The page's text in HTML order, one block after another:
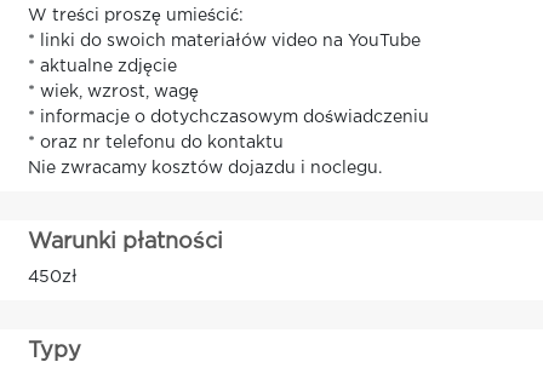
W treści proszę umieścić:
* linki do swoich materiałów video na YouTube
* aktualne zdjęcie
* wiek, wzrost, wagę
* informacje o dotychczasowym doświadczeniu
* oraz nr telefonu do kontaktu
Nie zwracamy kosztów dojazdu i noclegu.
Warunki płatności
450zł
Typy